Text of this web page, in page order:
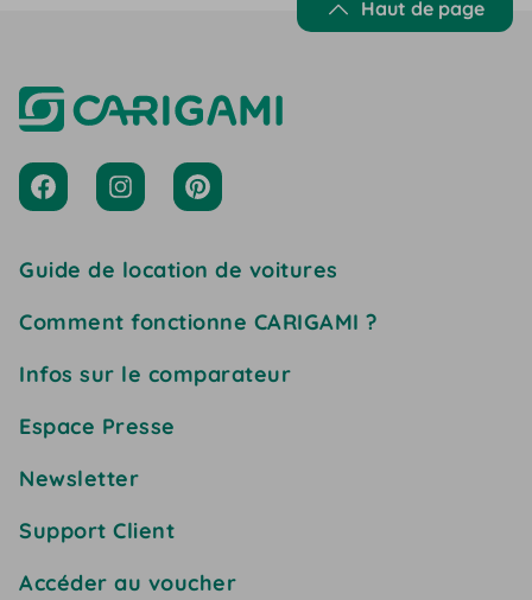
Haut de page
Guide de location de voitures
Comment fonctionne CARIGAMI ?
Infos sur le comparateur
Espace Presse
Newsletter
Support Client
Accéder au voucher